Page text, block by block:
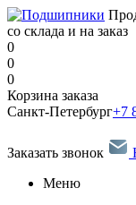
со склада и на заказ
0
0
0
Корзина заказа
Санкт-Петербург+7
Заказать звонок
Меню